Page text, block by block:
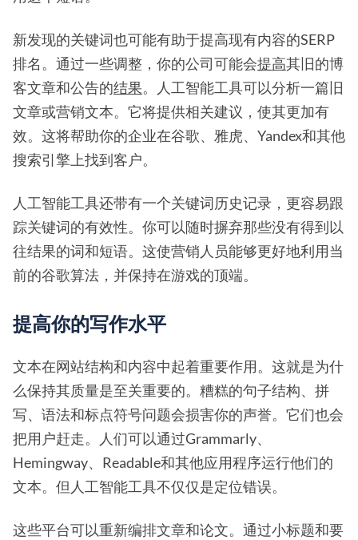
新发现的关键词也可能有助于提高现有内容的SERP
排名。通过一些调整，你的公司可能会提高其旧的博
客文章和公告的结果。人工智能工具可以分析一篇旧
文章或营销文本。它将提供相关建议，使其更加有
效。这将帮助你的企业在谷歌、雅虎、Yandex和其他
搜索引擎上找到客户。
人工智能工具还带有一个关键词历史记录，更容易跟
踪关键词的有效性。你可以随时摒弃那些没有得到以
往结果的词和短语。这使营销人员能够更好地利用当
前的谷歌算法，并保持在游戏的顶端。
提高你的写作水平
文本在网站结构和内容中起着重要作用。这就是为什
么保持其质量是至关重要的。糟糕的句子结构、拼
写、语法和标点符号问题会损害你的声誉。它们也会
把用户赶走。人们可以通过Grammarly、
Hemingway、Readable和其他应用程序运行他们的
文本。但人工智能工具不仅仅是定位错误。
这些平台可以重新编排文章和论文。通过小标题和要